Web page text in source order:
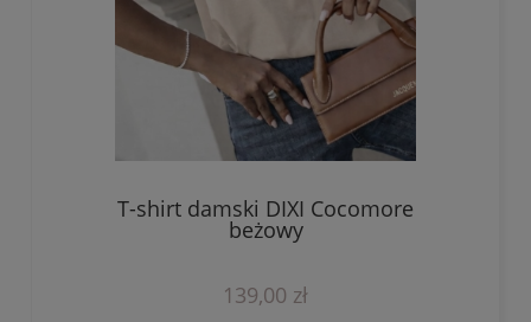
T-shirt damski DIXI Cocomore
beżowy
139,00 zł